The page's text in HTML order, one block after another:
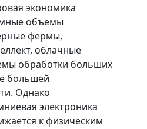
экономика
объемы
фермы,
облачные
обработки больших
большей
Однако
электроника
к физическим